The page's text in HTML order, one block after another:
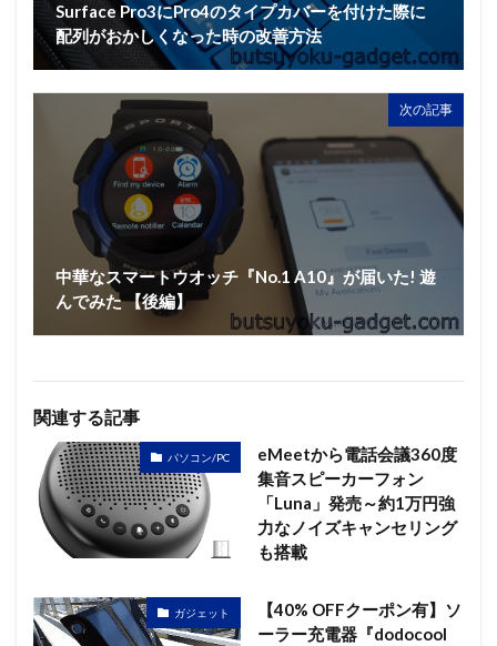
Surface Pro3にPro4のタイプカバーを付けた際に
配列がおかしくなった時の改善方法
次の記事
中華なスマートウオッチ『No.1 A10』が届いた! 遊
んでみた 【後編】
関連する記事
パソコン/PC
eMeetから電話会議360度
集音スピーカーフォン
「Luna」発売～約1万円強
力なノイズキャンセリング
も搭載
ガジェット
【40% OFFクーポン有】ソ
ーラー充電器『dodocool